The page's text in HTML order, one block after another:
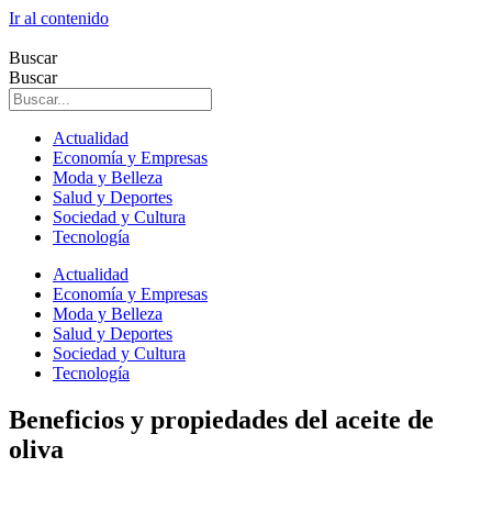
Ir al contenido
Buscar
Buscar
Actualidad
Economía y Empresas
Moda y Belleza
Salud y Deportes
Sociedad y Cultura
Tecnología
Actualidad
Economía y Empresas
Moda y Belleza
Salud y Deportes
Sociedad y Cultura
Tecnología
Beneficios y propiedades del aceite de
oliva